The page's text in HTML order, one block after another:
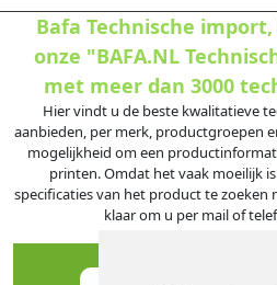
Bafa Technische
onze "BAFA.NL
met meer dan 3000
Hier vindt u de beste kwalitatieve
aanbieden, per merk, productgroepen
mogelijkheid om een
printen. Omdat het vaak moeilijk
specificaties van het product te zoeken
klaar om u per mail of